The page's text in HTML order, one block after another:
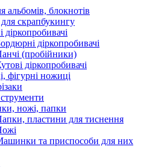
альбомів, блокнотів
скрапбукингу
діркопробивачі
діркопробивачі
(пробійники)
діркопробивачі
фігурні ножиці
ножі, папки
пластини для тиснення
та приспособи для них